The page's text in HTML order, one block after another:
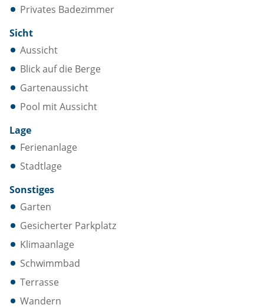
Privates Badezimmer
Sicht
Aussicht
Blick auf die Berge
Gartenaussicht
Pool mit Aussicht
Lage
Ferienanlage
Stadtlage
Sonstiges
Garten
Gesicherter Parkplatz
Klimaanlage
Schwimmbad
Terrasse
Wandern